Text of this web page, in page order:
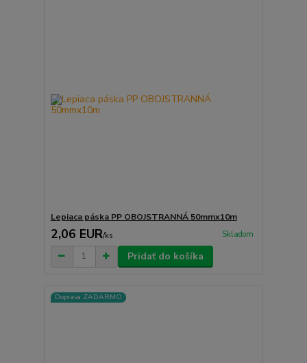
Lepiaca páska PP OBOJSTRANNÁ 50mmx10m
2,06 EUR/ks Skladom
Pridať do košíka
Doprava ZADARMO